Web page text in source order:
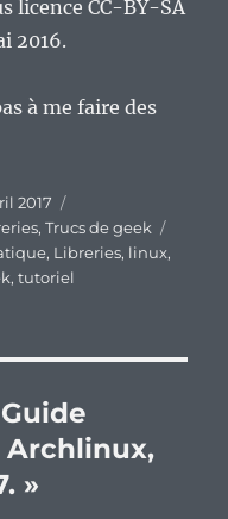
licence CC-BY-SA
2016.
à me faire des
2017
,Trucs de geek
, Libreries, linux,
,tutoriel
Archlinux,
»